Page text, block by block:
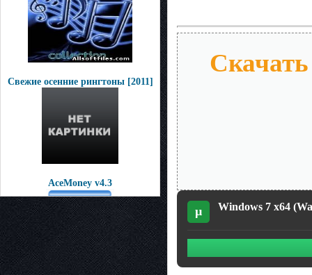
Свежие осенние рингтоны [2011]
AceMoney v4.3
µ Windows 7 x64